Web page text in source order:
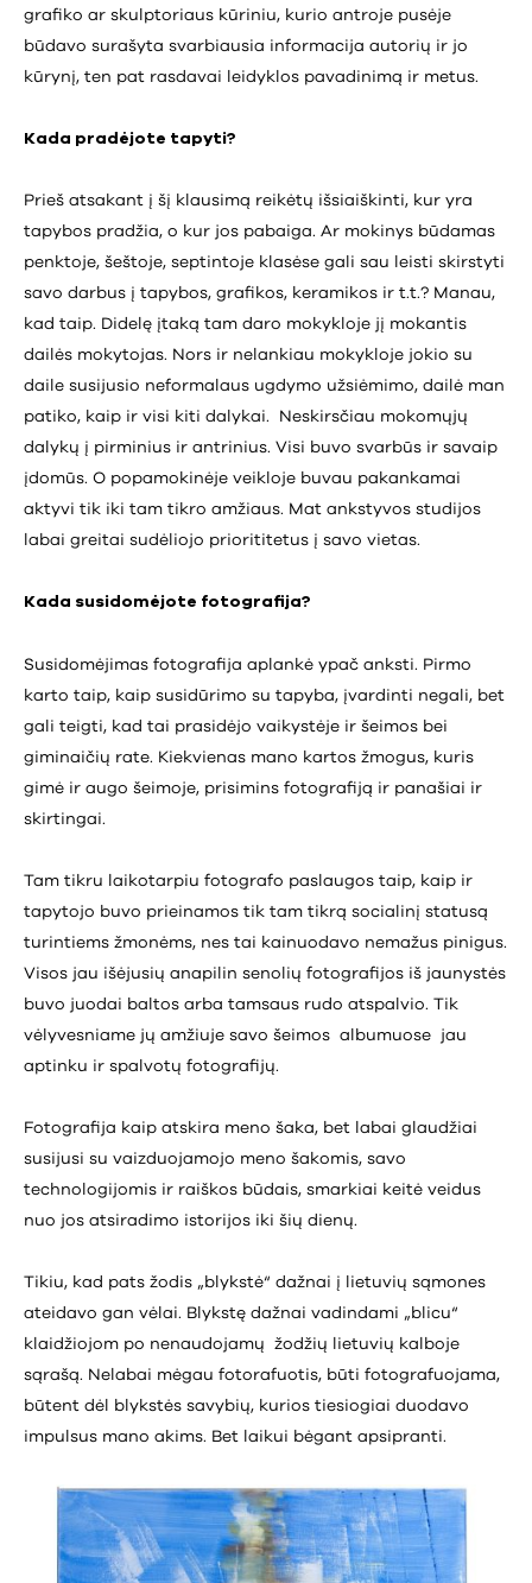
grafiko ar skulptoriaus kūriniu, kurio antroje pusėje
būdavo surašyta svarbiausia informacija autorių ir jo
kūrynį, ten pat rasdavai leidyklos pavadinimą ir metus.
Kada pradėjote tapyti?
Prieš atsakant į šį klausimą reikėtų išsiaiškinti, kur yra
tapybos pradžia, o kur jos pabaiga. Ar mokinys būdamas
penktoje, šeštoje, septintoje klasėse gali sau leisti skirstyti
savo darbus į tapybos, grafikos, keramikos ir t.t.? Manau,
kad taip. Didelę įtaką tam daro mokykloje jį mokantis
dailės mokytojas. Nors ir nelankiau mokykloje jokio su
daile susijusio neformalaus ugdymo užsiėmimo, dailė man
patiko, kaip ir visi kiti dalykai. Neskirsčiau mokomųjų
dalykų į pirminius ir antrinius. Visi buvo svarbūs ir savaip
įdomūs. O popamokinėje veikloje buvau pakankamai
aktyvi tik iki tam tikro amžiaus. Mat ankstyvos studijos
labai greitai sudėliojo priorititetus į savo vietas.
Kada susidomėjote fotografija?
Susidomėjimas fotografija aplankė ypač anksti. Pirmo
karto taip, kaip susidūrimo su tapyba, įvardinti negali, bet
gali teigti, kad tai prasidėjo vaikystėje ir šeimos bei
giminaičių rate. Kiekvienas mano kartos žmogus, kuris
gimė ir augo šeimoje, prisimins fotografiją ir panašiai ir
skirtingai.
Tam tikru laikotarpiu fotografo paslaugos taip, kaip ir
tapytojo buvo prieinamos tik tam tikrą socialinį statusą
turintiems žmonėms, nes tai kainuodavo nemažus pinigus.
Visos jau išėjusių anapilin senolių fotografijos iš jaunystės
buvo juodai baltos arba tamsaus rudo atspalvio. Tik
vėlyvesniame jų amžiuje savo šeimos albumuose jau
aptinku ir spalvotų fotografijų.
Fotografija kaip atskira meno šaka, bet labai glaudžiai
susijusi su vaizduojamojo meno šakomis, savo
technologijomis ir raiškos būdais, smarkiai keitė veidus
nuo jos atsiradimo istorijos iki šių dienų.
Tikiu, kad pats žodis „blykstė“ dažnai į lietuvių sąmones
ateidavo gan vėlai. Blykstę dažnai vadindami „blicu“
klaidžiojom po nenaudojamų žodžių lietuvių kalboje
sąrašą. Nelabai mėgau fotorafuotis, būti fotografuojama,
būtent dėl blykstės savybių, kurios tiesiogiai duodavo
impulsus mano akims. Bet laikui bėgant apsipranti.